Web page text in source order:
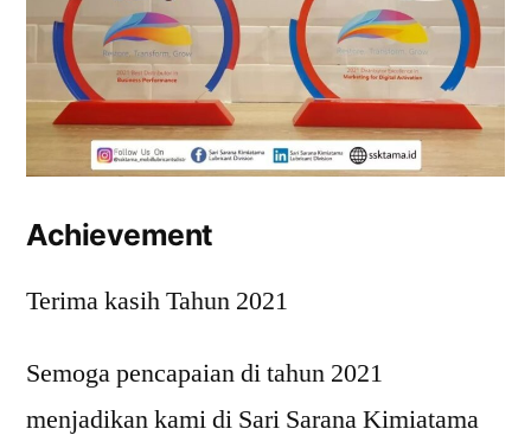
Achievement
Terima kasih Tahun 2021
Semoga pencapaian di tahun 2021
menjadikan kami di Sari Sarana Kimiatama